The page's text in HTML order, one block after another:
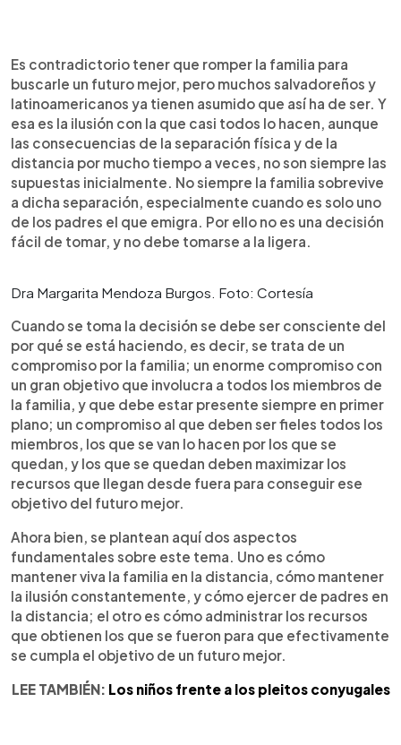
Es contradictorio tener que romper la familia para
buscarle un futuro mejor, pero muchos salvadoreños y
latinoamericanos ya tienen asumido que así ha de ser. Y
esa es la ilusión con la que casi todos lo hacen, aunque
las consecuencias de la separación física y de la
distancia por mucho tiempo a veces, no son siempre las
supuestas inicialmente. No siempre la familia sobrevive
a dicha separación, especialmente cuando es solo uno
de los padres el que emigra. Por ello no es una decisión
fácil de tomar, y no debe tomarse a la ligera.
Dra Margarita Mendoza Burgos. Foto: Cortesía
Cuando se toma la decisión se debe ser consciente del
por qué se está haciendo, es decir, se trata de un
compromiso por la familia; un enorme compromiso con
un gran objetivo que involucra a todos los miembros de
la familia, y que debe estar presente siempre en primer
plano; un compromiso al que deben ser fieles todos los
miembros, los que se van lo hacen por los que se
quedan, y los que se quedan deben maximizar los
recursos que llegan desde fuera para conseguir ese
objetivo del futuro mejor.
Ahora bien, se plantean aquí dos aspectos
fundamentales sobre este tema. Uno es cómo
mantener viva la familia en la distancia, cómo mantener
la ilusión constantemente, y cómo ejercer de padres en
la distancia; el otro es cómo administrar los recursos
que obtienen los que se fueron para que efectivamente
se cumpla el objetivo de un futuro mejor.
LEE TAMBIÉN: Los niños frente a los pleitos conyugales